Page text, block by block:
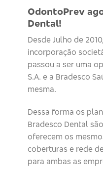
OdontoPrev
Dental!
Desde Julho de
incorporação
passou a ser uma
S.A. e a Bradesco
mesma.
Dessa forma os
Bradesco Dental
oferecem os
coberturas e rede
para ambas as